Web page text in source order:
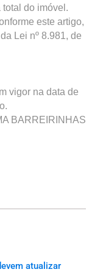
do imóvel.
este artigo,
Lei nº 8.981, de
vigor na data de
BARREIRINHAS
atualizar